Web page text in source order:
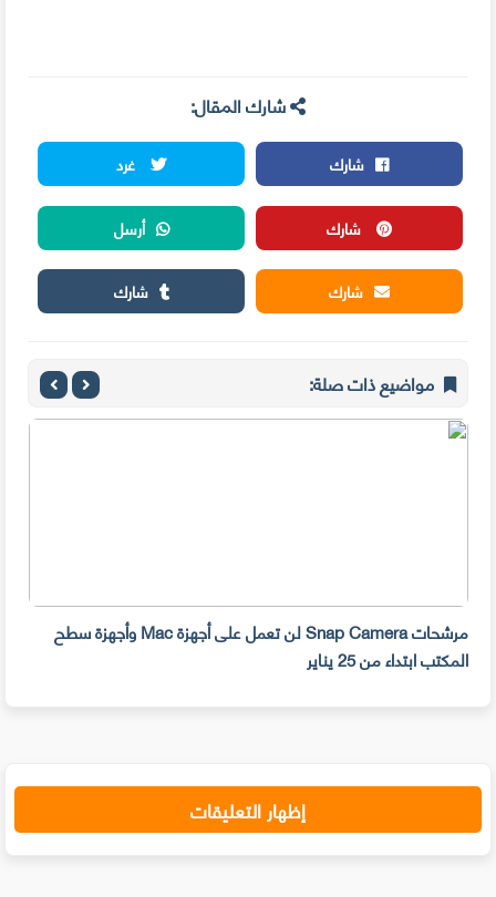
شارك المقال:
شارك
غرد
شارك
أرسل
شارك
شارك
مواضيع ذات صلة:
مرشحات Snap Camera لن تعمل على أجهزة Mac وأجهزة سطح
المكتب ابتداء من 25 يناير
إظهار التعليقات